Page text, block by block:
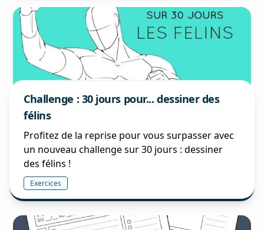
Challenge : 30 jours pour... dessiner des
félins
Profitez de la reprise pour vous surpasser avec
un nouveau challenge sur 30 jours : dessiner
des félins !
Exercices